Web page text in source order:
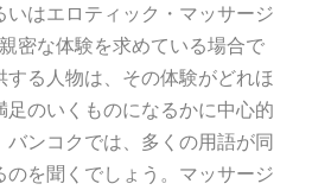
はエロティック・マッサージ
密な体験を求めている場合で
する人物は、その体験がどれほ
足のいくものになるかに中心的
ンコクでは、多くの用語が同
のを聞くでしょう。マッサージ